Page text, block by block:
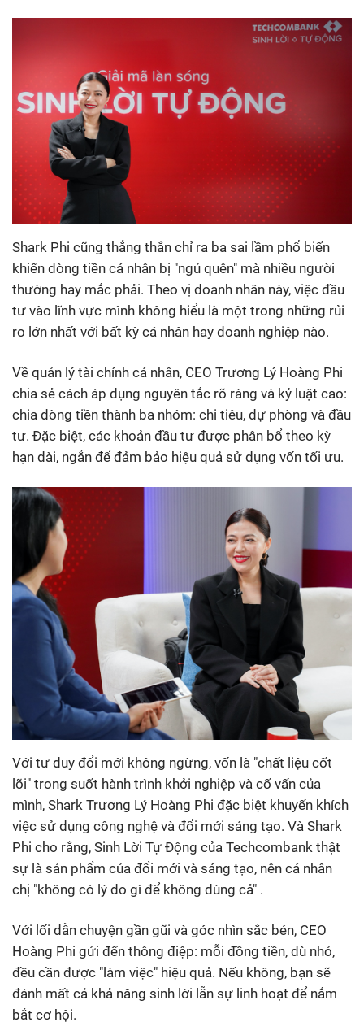
Shark Phi cũng thẳng thắn chỉ ra ba sai lầm phổ biến
khiến dòng tiền cá nhân bị "ngủ quên" mà nhiều người
thường hay mắc phải. Theo vị doanh nhân này, việc đầu
tư vào lĩnh vực mình không hiểu là một trong những rủi
ro lớn nhất với bất kỳ cá nhân hay doanh nghiệp nào.
Về quản lý tài chính cá nhân, CEO Trương Lý Hoàng Phi
chia sẻ cách áp dụng nguyên tắc rõ ràng và kỷ luật cao:
chia dòng tiền thành ba nhóm: chi tiêu, dự phòng và đầu
tư. Đặc biệt, các khoản đầu tư được phân bổ theo kỳ
hạn dài, ngắn để đảm bảo hiệu quả sử dụng vốn tối ưu.
Với tư duy đổi mới không ngừng, vốn là "chất liệu cốt
lõi" trong suốt hành trình khởi nghiệp và cố vấn của
mình, Shark Trương Lý Hoàng Phi đặc biệt khuyến khích
việc sử dụng công nghệ và đổi mới sáng tạo. Và Shark
Phi cho rằng, Sinh Lời Tự Động của Techcombank thật
sự là sản phẩm của đổi mới và sáng tạo, nên cá nhân
chị "không có lý do gì để không dùng cả" .
Với lối dẫn chuyện gần gũi và góc nhìn sắc bén, CEO
Hoàng Phi gửi đến thông điệp: mỗi đồng tiền, dù nhỏ,
đều cần được "làm việc" hiệu quả. Nếu không, bạn sẽ
đánh mất cả khả năng sinh lời lẫn sự linh hoạt để nắm
bắt cơ hội.